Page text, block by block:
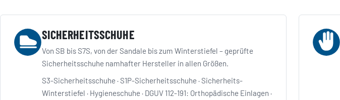
SICHERHEITSSCHUHE
Von SB bis S7S, von der Sandale bis zum Winterstiefel – geprüfte
Sicherheitsschuhe namhafter Hersteller in allen Größen.
S3-Sicherheitsschuhe· S1P-Sicherheitsschuhe· Sicherheits-
Winterstiefel · Hygieneschuhe· DGUV 112-191: Orthopädische Einlagen ·